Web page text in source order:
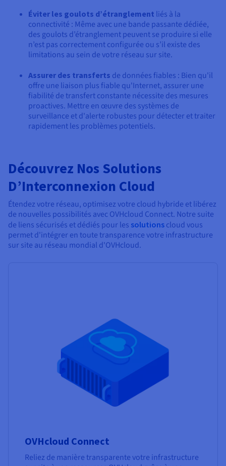
Éviter les goulots d’étranglement liés à la
connectivité : Même avec une bande passante dédiée,
des goulots d’étranglement peuvent se produire si elle
n’est pas correctement configurée ou s’il existe des
limitations au sein de votre réseau sur site.
Assurer des transferts de données fiables : Bien qu'il
offre une liaison plus fiable qu'Internet, assurer une
fiabilité de transfert constante nécessite des mesures
proactives. Mettre en œuvre des systèmes de
surveillance et d'alerte robustes pour détecter et traiter
rapidement les problèmes potentiels.
Découvrez Nos Solutions
D’Interconnexion Cloud
Étendez votre réseau, optimisez votre cloud hybride et libérez
de nouvelles possibilités avec OVHcloud Connect. Notre suite
de liens sécurisés et dédiés pour les solutions cloud vous
permet d'intégrer en toute transparence votre infrastructure
sur site au réseau mondial d'OVHcloud.
OVHcloud Connect
Reliez de manière transparente votre infrastructure